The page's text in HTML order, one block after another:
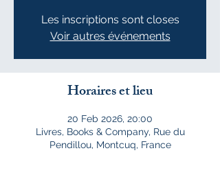
Les inscriptions sont closes
Voir autres événements
Horaires et lieu
20 Feb 2026, 20:00
Livres, Books & Company, Rue du
Pendillou, Montcuq, France